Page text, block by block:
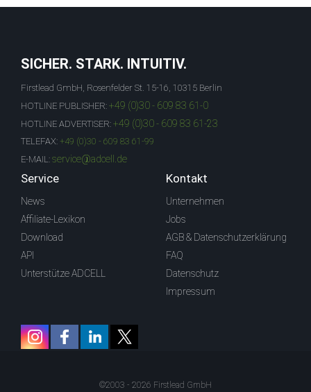
SICHER. STARK. INTUITIV.
Firstlead GmbH, Rosenfelder St. 15-16, 10315 Berlin
HOTLINE PUBLISHER: +49 (0)30 - 609 83 61-0
HOTLINE ADVERTISER: +49 (0)30 - 609 83 61-23
TELEFAX: +49 (0)30 - 609 83 61-99
E-MAIL: service@adcell.de
Service
News
Affiliate-Lexikon
Download
API
Unterstütze ADCELL
Kontakt
Unternehmen
Jobs
AGB & Datenschutzerklärung
FAQ
Datenschutz
Impressum
©2003 - 2026 Firstlead GmbH